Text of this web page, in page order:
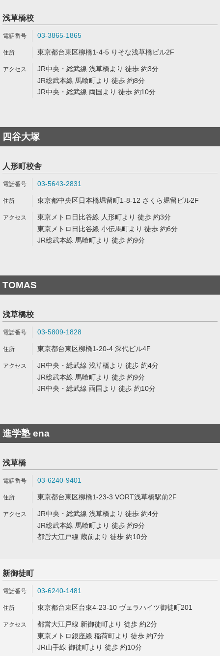
浅草橋校
03-3865-1865
東京都台東区柳橋1-4-5 りそな浅草橋ビル2F
JR中央・総武線 浅草橋より 徒歩 約3分
JR総武本線 馬喰町より 徒歩 約8分
JR中央・総武線 両国より 徒歩 約10分
四谷大塚
人形町校舎
03-5643-2831
東京都中央区日本橋堀留町1-8-12 さくら堀留ビル2F
東京メトロ日比谷線 人形町より 徒歩 約3分
東京メトロ日比谷線 小伝馬町より 徒歩 約6分
JR総武本線 馬喰町より 徒歩 約9分
TOMAS
浅草橋校
03-5809-1828
東京都台東区柳橋1-20-4 深代ビル4F
JR中央・総武線 浅草橋より 徒歩 約4分
JR総武本線 馬喰町より 徒歩 約9分
JR中央・総武線 両国より 徒歩 約10分
進学塾 ena
浅草橋
03-6240-9401
東京都台東区柳橋1-23-3 VORT浅草橋駅前2F
JR中央・総武線 浅草橋より 徒歩 約4分
JR総武本線 馬喰町より 徒歩 約9分
都営大江戸線 蔵前より 徒歩 約10分
新御徒町
03-6240-1481
東京都台東区台東4-23-10 ヴェラハイツ御徒町201
都営大江戸線 新御徒町より 徒歩 約2分
東京メトロ銀座線 稲荷町より 徒歩 約7分
JR山手線 御徒町より 徒歩 約10分